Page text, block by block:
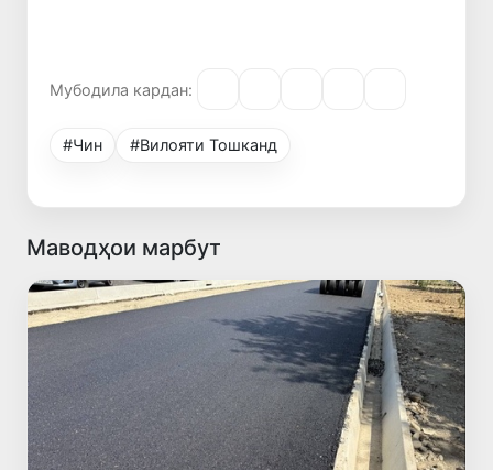
Мубодила кардан:
#Чин #Вилояти Тошканд
Маводҳои марбут